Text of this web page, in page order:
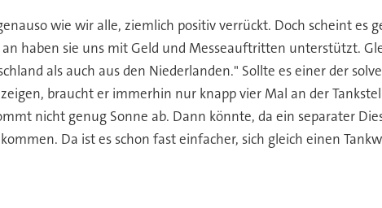
wie wir alle, ziemlich positiv verrückt. Doch scheint es
haben sie uns mit Geld und Messeauftritten unterstützt.
als auch aus den Niederlanden." Sollte es einer der
braucht er immerhin nur knapp vier Mal an der
nicht genug Sonne ab. Dann könnte, da ein separater
Da ist es schon fast einfacher, sich gleich einen